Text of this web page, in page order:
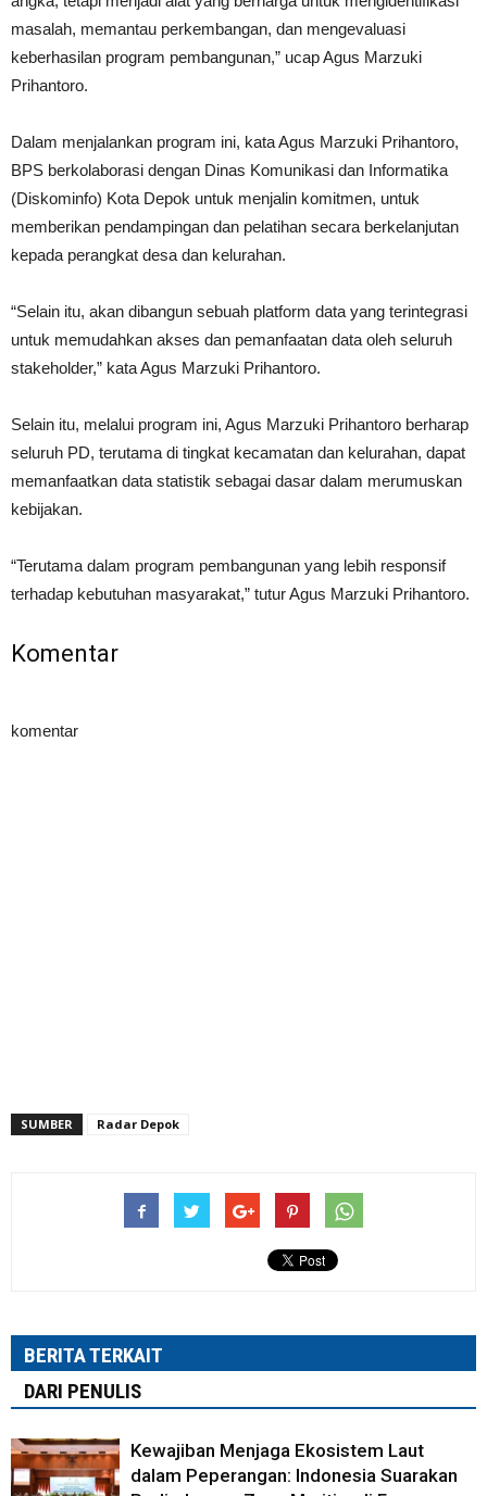
masalah, memantau perkembangan, dan mengevaluasi
keberhasilan program pembangunan,” ucap Agus Marzuki
Prihantoro.
Dalam menjalankan program ini, kata Agus Marzuki Prihantoro,
BPS berkolaborasi dengan Dinas Komunikasi dan Informatika
(Diskominfo) Kota Depok untuk menjalin komitmen, untuk
memberikan pendampingan dan pelatihan secara berkelanjutan
kepada perangkat desa dan kelurahan.
“Selain itu, akan dibangun sebuah platform data yang terintegrasi
untuk memudahkan akses dan pemanfaatan data oleh seluruh
stakeholder,” kata Agus Marzuki Prihantoro.
Selain itu, melalui program ini, Agus Marzuki Prihantoro berharap
seluruh PD, terutama di tingkat kecamatan dan kelurahan, dapat
memanfaatkan data statistik sebagai dasar dalam merumuskan
kebijakan.
“Terutama dalam program pembangunan yang lebih responsif
terhadap kebutuhan masyarakat,” tutur Agus Marzuki Prihantoro.
Komentar
komentar
SUMBER Radar Depok
BERITA TERKAIT
DARI PENULIS
Kewajiban Menjaga Ekosistem Laut
dalam Peperangan: Indonesia Suarakan